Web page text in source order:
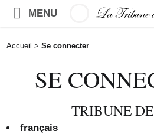
MENU
Accueil > Se connecter
SE
TRIBUNE DE
français